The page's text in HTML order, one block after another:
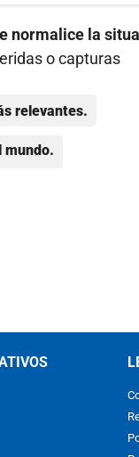
normalice la
o capturas
relevantes.
mundo.